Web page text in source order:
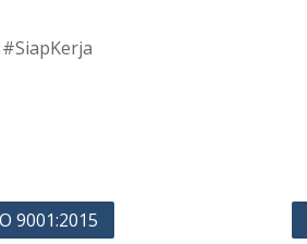
9001:2015